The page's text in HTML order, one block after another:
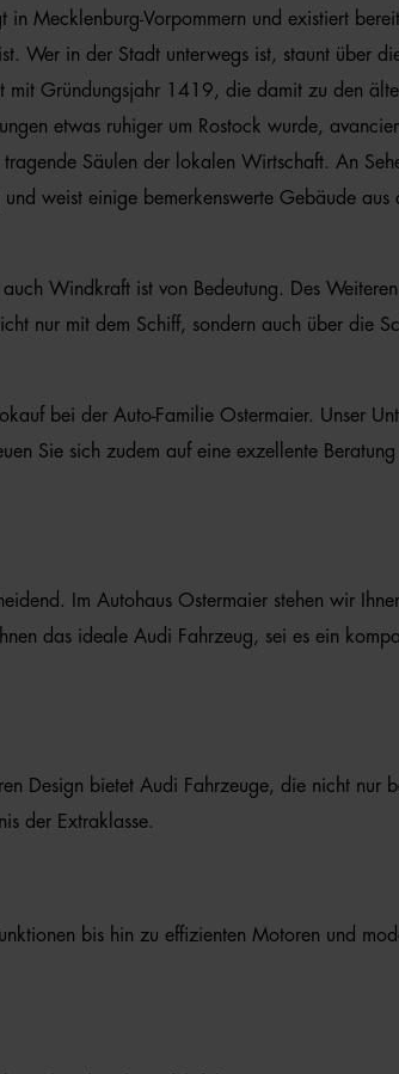
Mecklenburg-Vorpommern und existiert
Wer in der Stadt unterwegs ist, staunt über
Gründungsjahr 1419, die damit zu den
etwas ruhiger um Rostock wurde,
Säulen der lokalen Wirtschaft. An
weist einige bemerkenswerte Gebäude aus
Windkraft ist von Bedeutung. Des
nur mit dem Schiff, sondern auch über die
bei der Auto-Familie Ostermaier. Unser
Sie sich zudem auf eine exzellente
Im Autohaus Ostermaier stehen wir
das ideale Audi Fahrzeug, sei es ein
Design bietet Audi Fahrzeuge, die nicht nur
der Extraklasse.
bis hin zu effizienten Motoren und